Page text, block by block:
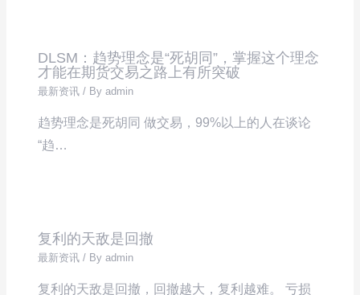
DLSM：趋势理念是“死胡同”，掌握这个理念
才能在期货交易之路上有所突破
最新资讯 / Byadmin
趋势理念是死胡同 做交易，99%以上的人在谈论
“趋…
复利的天敌是回撤
最新资讯 / Byadmin
复利的天敌是回撤，回撤越大，复利越难。 亏损